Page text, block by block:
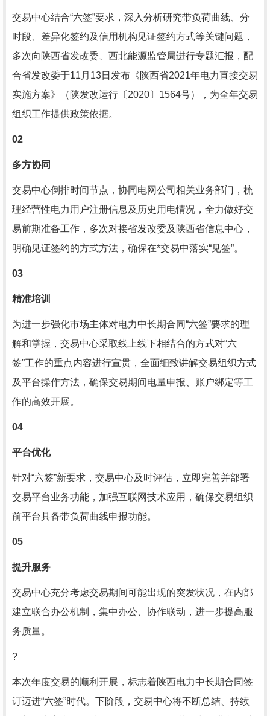
交易中心结合“六签”要求，深入分析研究带负荷曲线、分
时段、差异化签约及信用机构见证签约方式等关键问题，
多次向陕西省发改委、西北能源监管局进行专题汇报，配
合省发改委于11月13日发布《陕西省2021年电力直接交易
实施方案》（陕发改运行〔2020〕1564号），为全年交易
组织工作提供政策依据。
02
多方协同
交易中心倒排时间节点，协同电网公司相关业务部门，梳
理经营性电力用户注册信息及历史用电情况，全力做好交
易前期准备工作，多次对接省发改委及陕西省信息中心，
明确见证签约的方式方法，确保在*交易中落实“见签”。
03
精准培训
为进一步强化市场主体对电力中长期合同“六签”要求的理
解和掌握，交易中心采取线上线下相结合的方式对“六
签”工作的重点内容进行宣贯，全面细致讲解交易组织方式
及平台操作方法，确保交易期间电量申报、账户绑定等工
作的高效开展。
04
平台优化
针对“六签”新要求，交易中心及时评估，立即完善并部署
交易平台业务功能，加强互联网技术应用，确保交易组织
前平台具备带负荷曲线申报功能。
05
提升服务
交易中心充分考虑交易期间可能出现的突发状况，在内部
建立联合办公机制，集中办公、协作联动，进一步提高服
务质量。
?
本次年度交易的顺利开展，标志着陕西电力中长期合同签
订迈进“六签”时代。下阶段，交易中心将不断总结、持续